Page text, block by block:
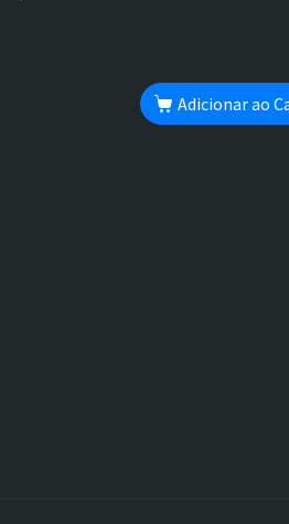
Adicionar ao